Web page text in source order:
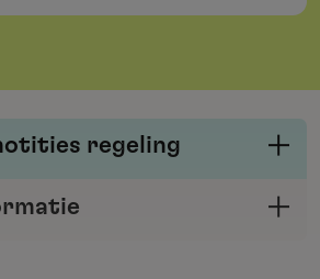
regeling
Fondswervingonline